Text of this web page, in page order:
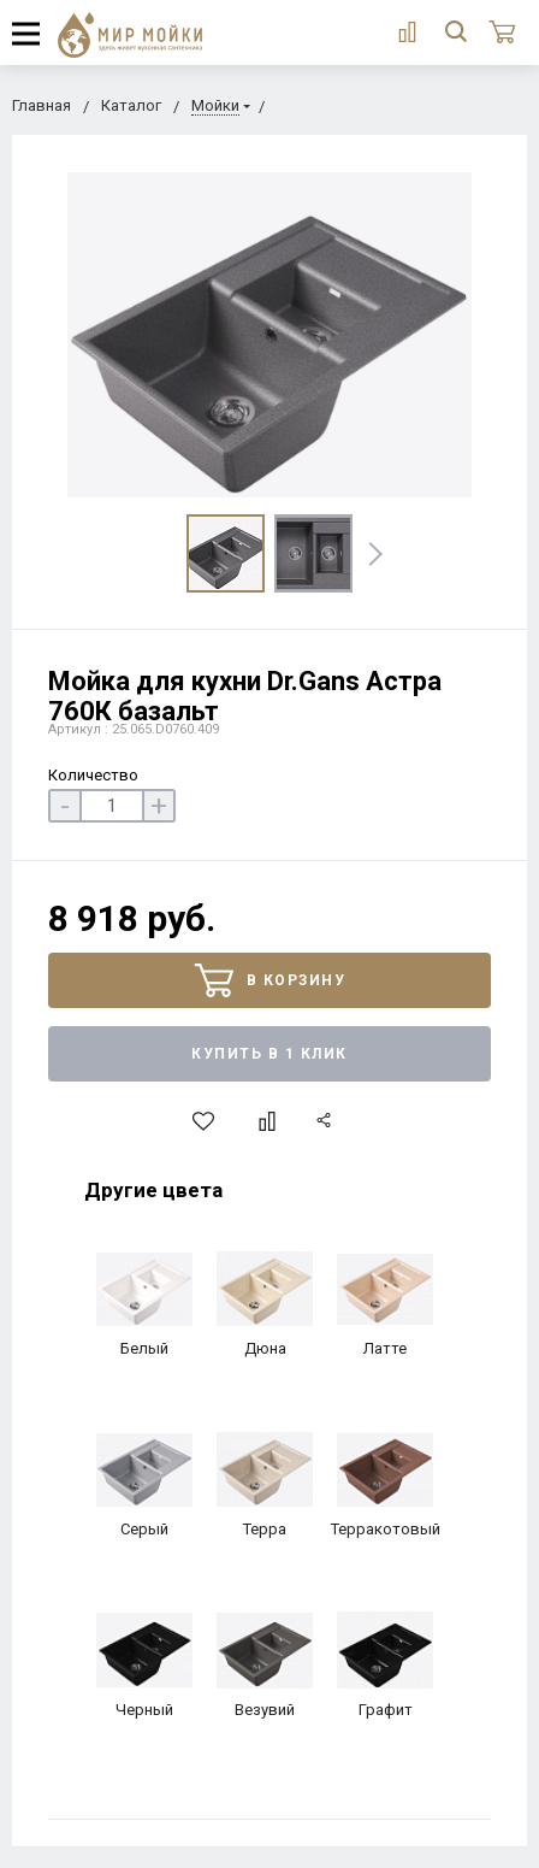
Главная Каталог Мойки
Мойка для кухни Dr.Gans Астра
760К базальт
Артикул : 25.065.D0760.409
Количество
- +
8 918 руб.
В КОРЗИНУ
КУПИТЬ В 1 КЛИК
Другие цвета
Белый Дюна Латте
Серый Терра Терракотовый
Черный Везувий Графит